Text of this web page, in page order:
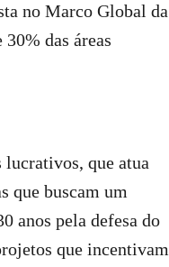
no Marco Global da
das áreas
que atua
que buscam um
anos pela defesa do
que incentivam